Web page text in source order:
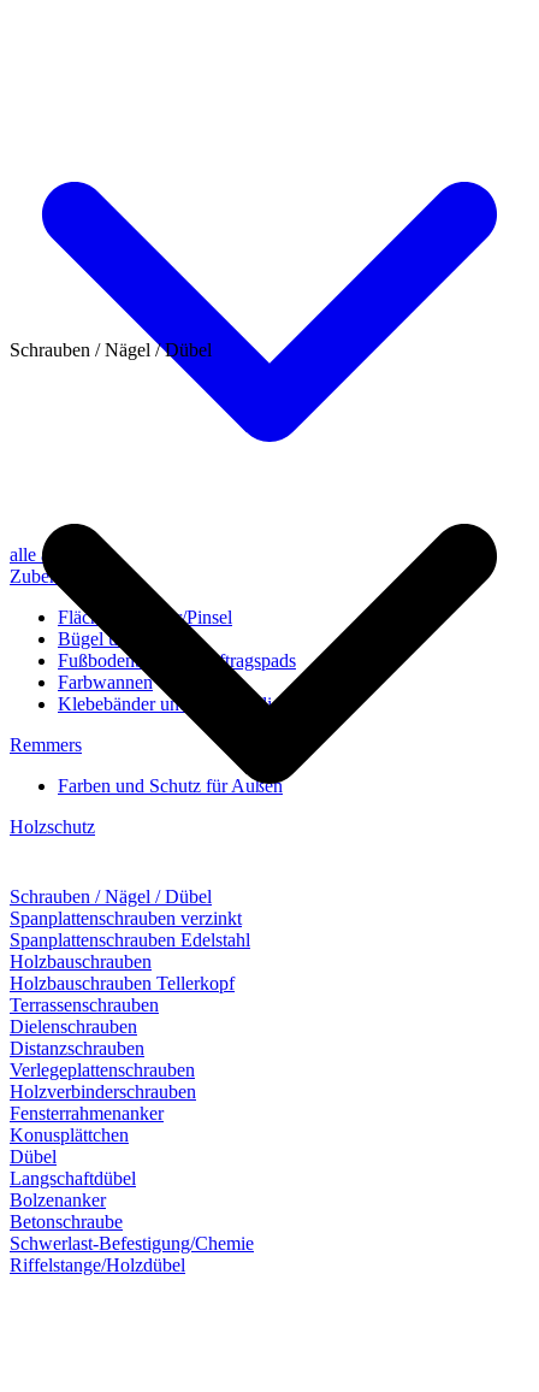
alle anzeigen
Zubehör
Flächenstreicher/Pinsel
Bügel und Rollen
Fußbodenbürsten/Auftragspads
Farbwannen
Klebebänder und Abdeckvlies
Remmers
Farben und Schutz für Außen
Holzschutz
Schrauben / Nägel / Dübel
Schrauben / Nägel / Dübel
Spanplattenschrauben verzinkt
Spanplattenschrauben Edelstahl
Holzbauschrauben
Holzbauschrauben Tellerkopf
Terrassenschrauben
Dielenschrauben
Distanzschrauben
Verlegeplattenschrauben
Holzverbinderschrauben
Fensterrahmenanker
Konusplättchen
Dübel
Langschaftdübel
Bolzenanker
Betonschraube
Schwerlast-Befestigung/Chemie
Riffelstange/Holzdübel